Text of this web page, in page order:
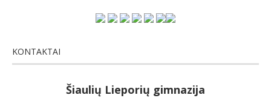
KONTAKTAI
Šiaulių Lieporių gimnazija